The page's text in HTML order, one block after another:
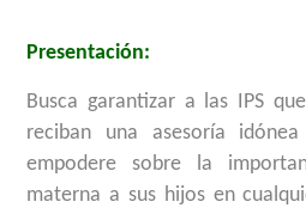
Presentación:
Busca garantizar a las IPS
reciban una asesoría
empodere sobre la
materna a sus hijos en